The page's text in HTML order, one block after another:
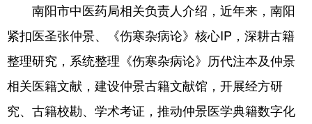
عربى Русский язык
日本語 한국어 Deutsch
南阳市中医药局相关负责人介绍，近年来，南阳
紧扣医圣张仲景、《伤寒杂病论》核心IP，深耕古籍
整理研究，系统整理《伤寒杂病论》历代注本及仲景
相关医籍文献，建设仲景古籍文献馆，开展经方研
究、古籍校勘、学术考证，推动仲景医学典籍数字化